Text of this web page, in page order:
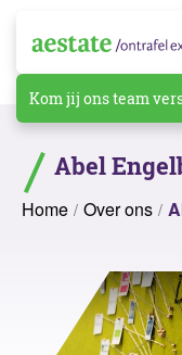
Kom jij ons team
Abel
Home Over ons